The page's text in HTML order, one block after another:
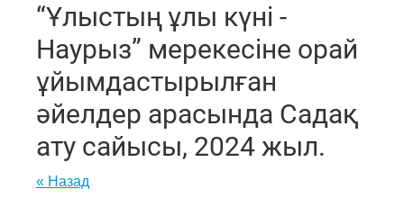
“Ұлыстың ұлы күні -
Наурыз” мерекесіне орай
ұйымдастырылған
әйелдер арасында Садақ
ату сайысы, 2024 жыл.
« Назад